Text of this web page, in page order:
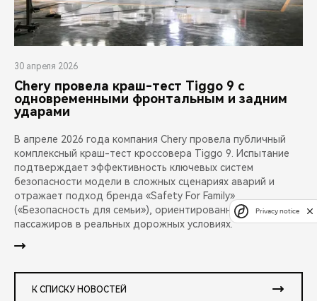
30 апреля 2026
Chery провела краш-тест Tiggo 9 с
одновременными фронтальным и задним
ударами
В апреле 2026 года компания Chery провела публичный
комплексный краш-тест кроссовера Tiggo 9. Испытание
подтверждает эффективность ключевых систем
безопасности модели в сложных сценариях аварий и
отражает подход бренда «Safety For Family»
(«Безопасность для семьи»), ориентированный на защиту
пассажиров в реальных дорожных условиях.
К СПИСКУ НОВОСТЕЙ
Privacy notice